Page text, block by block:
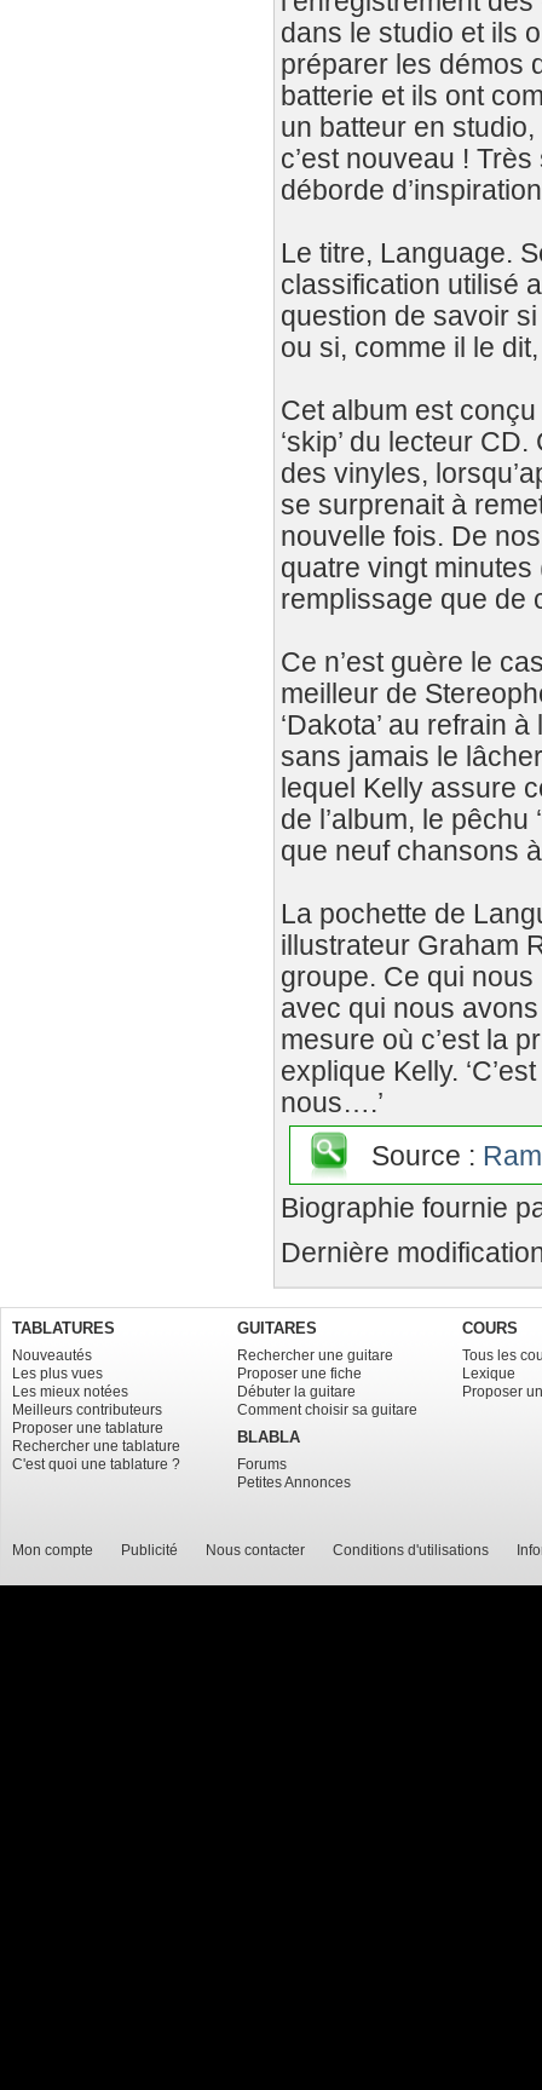
dans le studio et ils
préparer les démos
batterie et ils ont
un batteur en
c’est nouveau !
déborde
Le titre, Language.
classification utilisé
question de savoir
ou si, comme il le dit,
Cet album est
‘skip’ du lecteur
des vinyles,
se surprenait à
nouvelle fois. De
quatre vingt minutes
remplissage que de
Ce n’est guère le
meilleur de
‘Dakota’ au refrain
sans jamais le
lequel Kelly assure
de l’album, le pêchu
que neuf chansons
La pochette de
illustrateur Graham
groupe. Ce qui nous
avec qui nous
mesure où c’est la
explique Kelly.
nous….’
Source :
Biographie fournie
Dernière
TABLATURES
Nouveautés
Les plus vues
Les mieux notées
Meilleurs contributeurs
Proposer une tablature
Rechercher une tablature
C'est quoi une tablature ?
GUITARES
Rechercher une guitare
Proposer une fiche
Débuter la guitare
Comment choisir sa guitare
BLABLA
Forums
Petites Annonces
COURS
Tous les
Lexique
Proposer
Mon compte Publicité Nous contacter Conditions d'utilisations